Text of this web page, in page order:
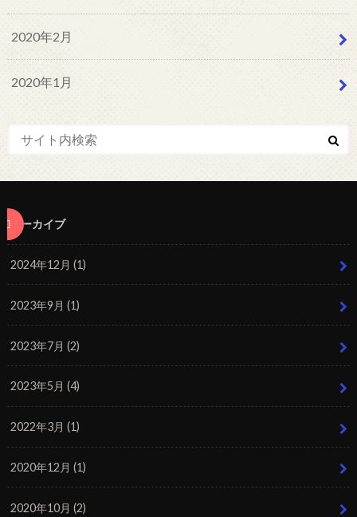
2020年2月
2020年1月
アーカイブ
2024年12月 (1)
2023年9月 (1)
2023年7月 (2)
2023年5月 (4)
2022年3月 (1)
2020年12月 (1)
2020年10月 (2)